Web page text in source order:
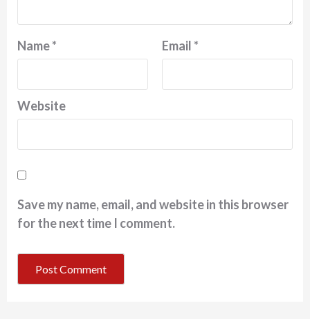
Name* Email*
Website
Save my name, email, and website in this browser
for the next time I comment.